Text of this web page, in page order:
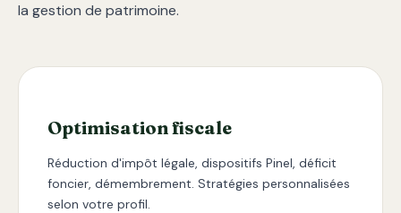
la gestion de patrimoine.
Optimisation fiscale
Réduction d'impôt légale, dispositifs Pinel, déficit
foncier, démembrement. Stratégies personnalisées
selon votre profil.